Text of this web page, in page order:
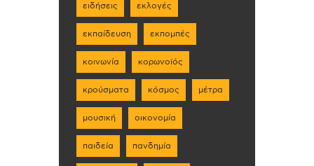
ειδήσεις εκλογές
εκπαίδευση εκπομπές
κοινωνία κορωνοϊός
κρούσματα κόσμος μέτρα
μουσική οικονομία
παιδεία πανδημία